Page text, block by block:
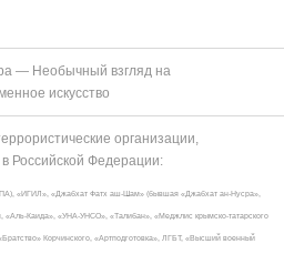
— Необычный взгляд на
искусство
организации,
Российской Федерации:
«ИГИЛ», «Джабхат Фатх аш-Шам» (бывшая «Джабхат ан-Нусра»,
«Аль-Каида», «УНА-УНСО», «Талибан», «Меджлис крымско-татарского
Корчинского, «Артподготовка», ЛГБТ, «Высший военный